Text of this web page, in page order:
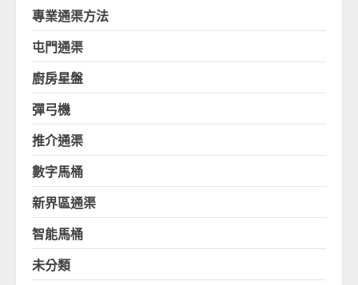
專業通渠方法
屯門通渠
廚房星盤
彈弓機
推介通渠
數字馬桶
新界區通渠
智能馬桶
未分類